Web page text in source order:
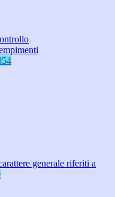
generale riferiti a